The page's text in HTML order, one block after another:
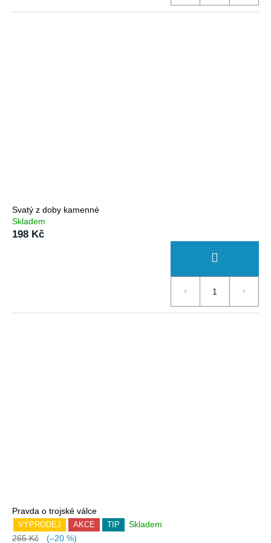
Svatý z doby kamenné
Skladem
198 Kč
Pravda o trojské válce
VÝPRODEJ AKCE TIP
Skladem
265 Kč
(–20 %)